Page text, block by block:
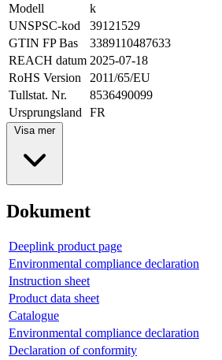
Modell
k
UNSPSC-kod
39121529
GTIN FP Bas
3389110487633
REACH datum 2025-07-18
RoHS Version
2011/65/EU
Tullstat. Nr.
8536490099
Ursprungsland
FR
Visa mer
Dokument
Deeplink product page
Environmental compliance declaration
Instruction sheet
Product data sheet
Catalogue
Environmental compliance declaration
Declaration of conformity